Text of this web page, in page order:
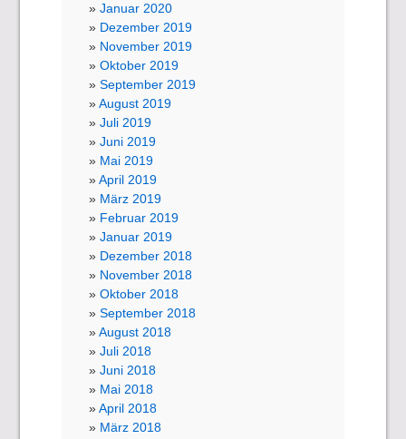
Januar 2020
Dezember 2019
November 2019
Oktober 2019
September 2019
August 2019
Juli 2019
Juni 2019
Mai 2019
April 2019
März 2019
Februar 2019
Januar 2019
Dezember 2018
November 2018
Oktober 2018
September 2018
August 2018
Juli 2018
Juni 2018
Mai 2018
April 2018
März 2018